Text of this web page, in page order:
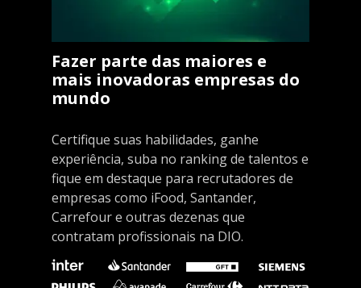
Fazer parte das maiores e
mais inovadoras empresas do
mundo
Certifique suas habilidades, ganhe
experiência, suba no ranking de talentos e
fique em destaque para recrutadores de
empresas como iFood, Santander,
Carrefour e outras dezenas que
contratam profissionais na DIO.